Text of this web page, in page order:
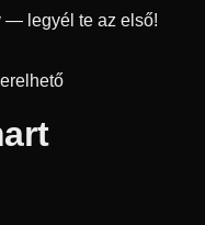
— legyél te az első!